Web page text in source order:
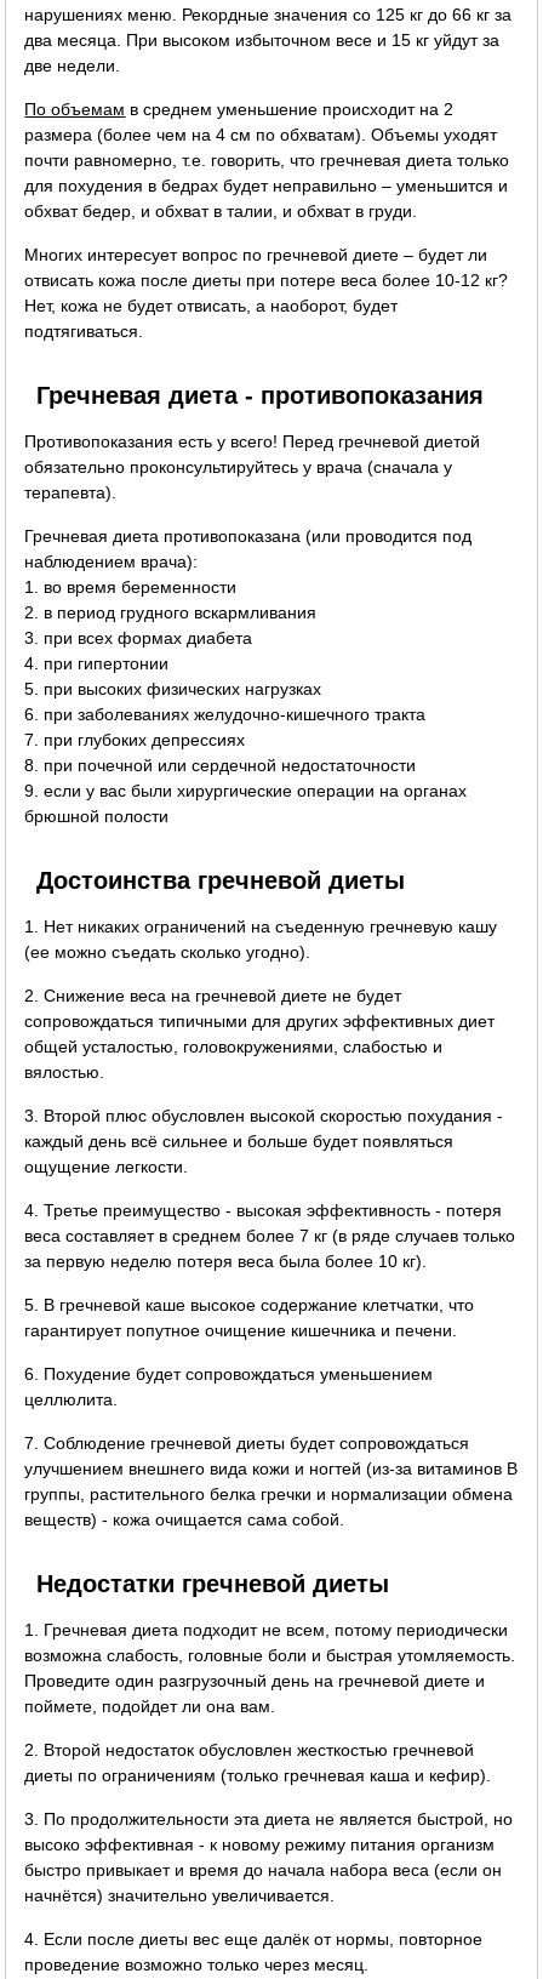
нарушениях меню. Рекордные значения со 125 кг до 66 кг за
два месяца. При высоком избыточном весе и 15 кг уйдут за
две недели.
По объемам в среднем уменьшение происходит на 2
размера (более чем на 4 см по обхватам). Объемы уходят
почти равномерно, т.е. говорить, что гречневая диета только
для похудения в бедрах будет неправильно – уменьшится и
обхват бедер, и обхват в талии, и обхват в груди.
Многих интересует вопрос по гречневой диете – будет ли
отвисать кожа после диеты при потере веса более 10-12 кг?
Нет, кожа не будет отвисать, а наоборот, будет
подтягиваться.
Гречневая диета - противопоказания
Противопоказания есть у всего! Перед гречневой диетой
обязательно проконсультируйтесь у врача (сначала у
терапевта).
Гречневая диета противопоказана (или проводится под
наблюдением врача):
1. во время беременности
2. в период грудного вскармливания
3. при всех формах диабета
4. при гипертонии
5. при высоких физических нагрузках
6. при заболеваниях желудочно-кишечного тракта
7. при глубоких депрессиях
8. при почечной или сердечной недостаточности
9. если у вас были хирургические операции на органах
брюшной полости
Достоинства гречневой диеты
1. Нет никаких ограничений на съеденную гречневую кашу
(ее можно съедать сколько угодно).
2. Снижение веса на гречневой диете не будет
сопровождаться типичными для других эффективных диет
общей усталостью, головокружениями, слабостью и
вялостью.
3. Второй плюс обусловлен высокой скоростью похудания -
каждый день всё сильнее и больше будет появляться
ощущение легкости.
4. Третье преимущество - высокая эффективность - потеря
веса составляет в среднем более 7 кг (в ряде случаев только
за первую неделю потеря веса была более 10 кг).
5. В гречневой каше высокое содержание клетчатки, что
гарантирует попутное очищение кишечника и печени.
6. Похудение будет сопровождаться уменьшением
целлюлита.
7. Соблюдение гречневой диеты будет сопровождаться
улучшением внешнего вида кожи и ногтей (из-за витаминов B
группы, растительного белка гречки и нормализации обмена
веществ) - кожа очищается сама собой.
Недостатки гречневой диеты
1. Гречневая диета подходит не всем, потому периодически
возможна слабость, головные боли и быстрая утомляемость.
Проведите один разгрузочный день на гречневой диете и
поймете, подойдет ли она вам.
2. Второй недостаток обусловлен жесткостью гречневой
диеты по ограничениям (только гречневая каша и кефир).
3. По продолжительности эта диета не является быстрой, но
высоко эффективная - к новому режиму питания организм
быстро привыкает и время до начала набора веса (если он
начнётся) значительно увеличивается.
4. Если после диеты вес еще далёк от нормы, повторное
проведение возможно только через месяц.